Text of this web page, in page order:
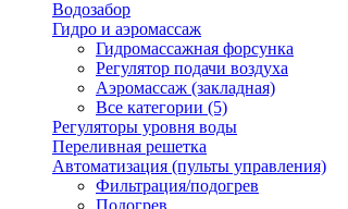
Водозабор
Гидро и аэромассаж
Гидромассажная форсунка
Регулятор подачи воздуха
Аэромассаж (закладная)
Все категории (5)
Регуляторы уровня воды
Переливная решетка
Автоматизация (пульты управления)
Фильтрация/подогрев
Подогрев